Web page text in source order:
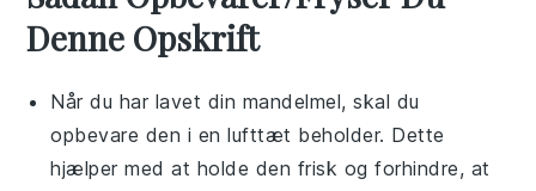
Denne Opskrift
Når du har lavet din mandelmel, skal du
opbevare den i en lufttæt beholder. Dette
hjælper med at holde den frisk og forhindre, at